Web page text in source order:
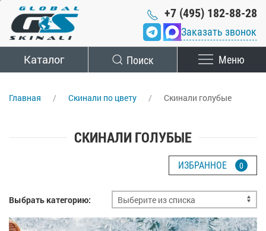
+7 (495) 182-88-28
Заказать звонок
Каталог Поиск Меню
Главная Скинали по цвету Скинали голубые
СКИНАЛИ ГОЛУБЫЕ
ИЗБРАННОЕ 0
Выбрать категорию: